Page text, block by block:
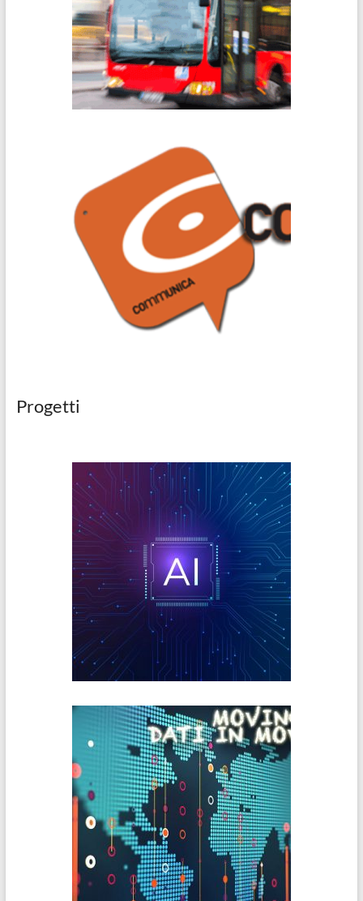
Progetti